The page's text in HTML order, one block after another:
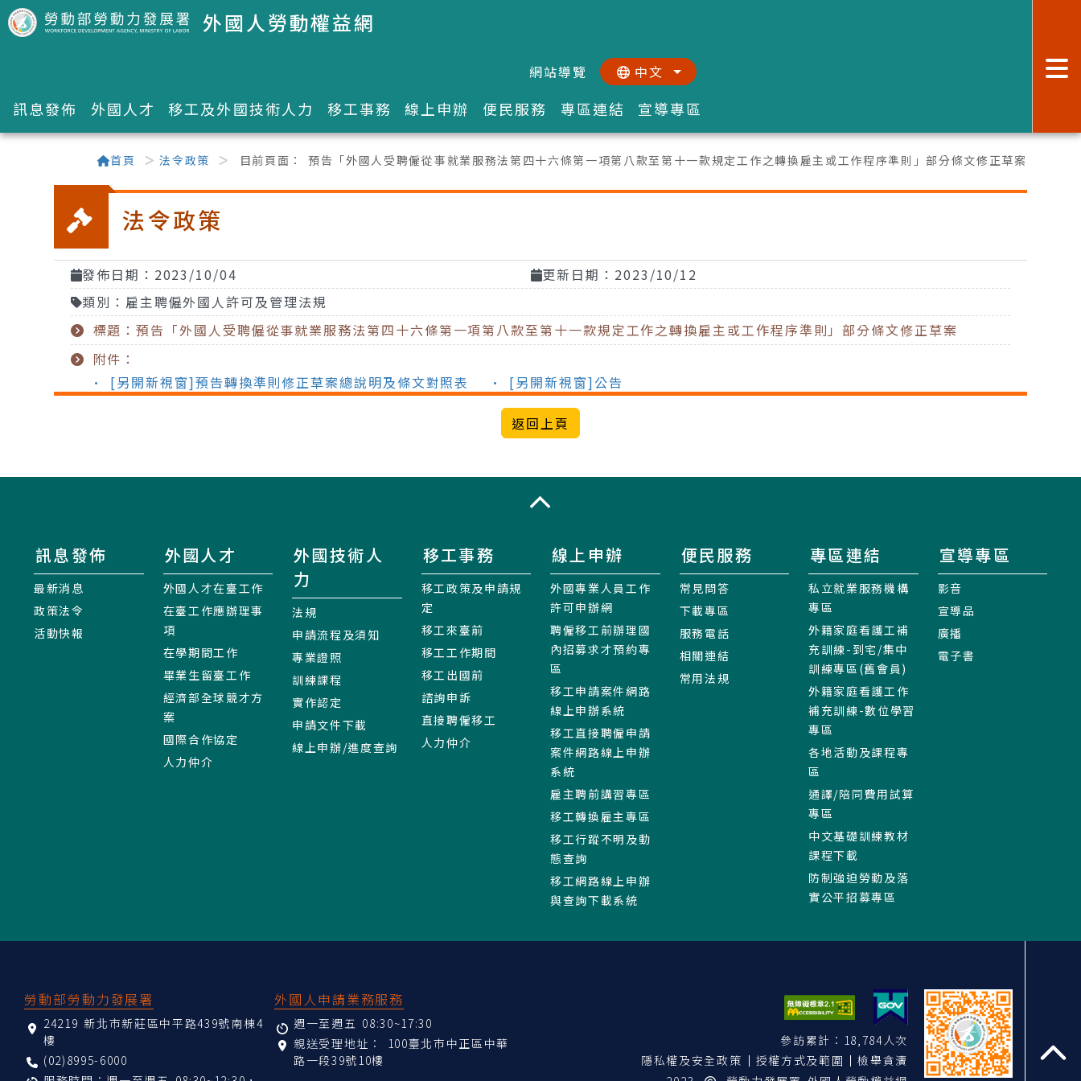
跳到主要內容區塊 外國人勞動權益網
:::網站導覽 中文
訊息發佈 外國人才 移工及外國技術人力 移工事務 線上申辦 便民服務 專區連結 宣導專區
首頁 法令政策 目前頁面： 預告「外國人受聘僱從事就業服務法第四十六條第一項第八款至第十一款規定工作之轉換雇主或工作程序準則」部分條文修正草案
法令政策
發佈日期：2023/10/04
更新日期：2023/10/12
類別：雇主聘僱外國人許可及管理法規
標題：預告「外國人受聘僱從事就業服務法第四十六條第一項第八款至第十一款規定工作之轉換雇主或工作程序準則」部分條文修正草案
附件：
• [另開新視窗]預告轉換準則修正草案總說明及條文對照表
• [另開新視窗]公告
訊息發佈
最新消息
政策法令
活動快報
外國人才
外國人才在臺工作
在臺工作應辦理事
項
在學期間工作
畢業生留臺工作
經濟部全球競才方
案
國際合作協定
人力仲介
外國技術人
力
法規
申請流程及須知
專業證照
訓練課程
實作認定
申請文件下載
線上申辦/進度查詢
移工事務
移工政策及申請規
定
移工來臺前
移工工作期間
移工出國前
諮詢申訴
直接聘僱移工
人力仲介
線上申辦
外國專業人員工作
許可申辦網
聘僱移工前辦理國
內招募求才預約專
區
移工申請案件網路
線上申辦系統
移工直接聘僱申請
案件網路線上申辦
系統
雇主聘前講習專區
移工轉換雇主專區
移工行蹤不明及動
態查詢
移工網路線上申辦
與查詢下載系統
便民服務
常見問答
下載專區
服務電話
相關連結
常用法規
專區連結
私立就業服務機構
專區
外籍家庭看護工補
充訓練-到宅/集中
訓練專區(舊會員)
外籍家庭看護工作
補充訓練-數位學習
專區
各地活動及課程專
區
通譯/陪同費用試算
專區
中文基礎訓練教材
課程下載
防制強迫勞動及落
實公平招募專區
宣導專區
影音
宣導品
廣播
電子書
勞動部勞動力發展署
24219 新北市新莊區中平路439號南棟4
樓
(02)8995-6000
外國人申請業務服務
週一至週五 08:30~17:30
親送受理地址： 100臺北市中正區中華
路一段39號10樓
參訪累計：18,784人次
隱私權及安全政策
授權方式及範圍
檢舉貪瀆